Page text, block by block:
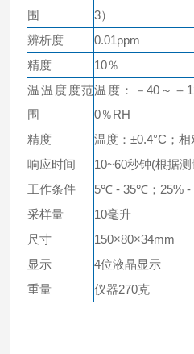
围
3）
辨析度
0.01ppm
精度
10％
温温度度范
围
温度：－40～＋
0％RH
精度
温度：±0.4°C；
响应时间
10~60秒钟(根据测
工作条件
5℃ - 35℃；25% -
采样量
10毫升
尺寸
150×80×34mm
显示
4位液晶显示
重量
仪器270克